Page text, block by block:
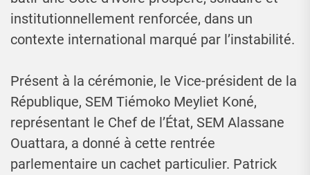
institutionnellement renforcée, dans un
contexte international marqué par l’instabilité.
Présent à la cérémonie, le Vice-président de la
République, SEM Tiémoko Meyliet Koné,
représentant le Chef de l’État, SEM Alassane
Ouattara, a donné à cette rentrée
parlementaire un cachet particulier. Patrick